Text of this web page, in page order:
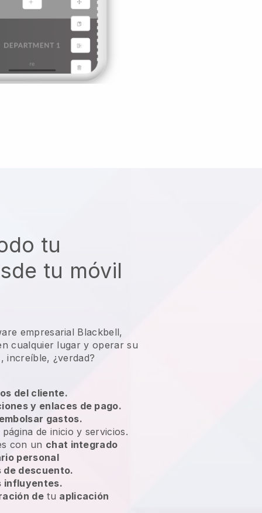
tu
tu móvil
empresarial Blackbell,
cualquier lugar yoperar su
increíble, ¿verdad?
del cliente.
y enlaces de pago.
gastos.
de inicio y servicios.
con un chat integrado
personal
de descuento.
influyentes.
detu aplicación